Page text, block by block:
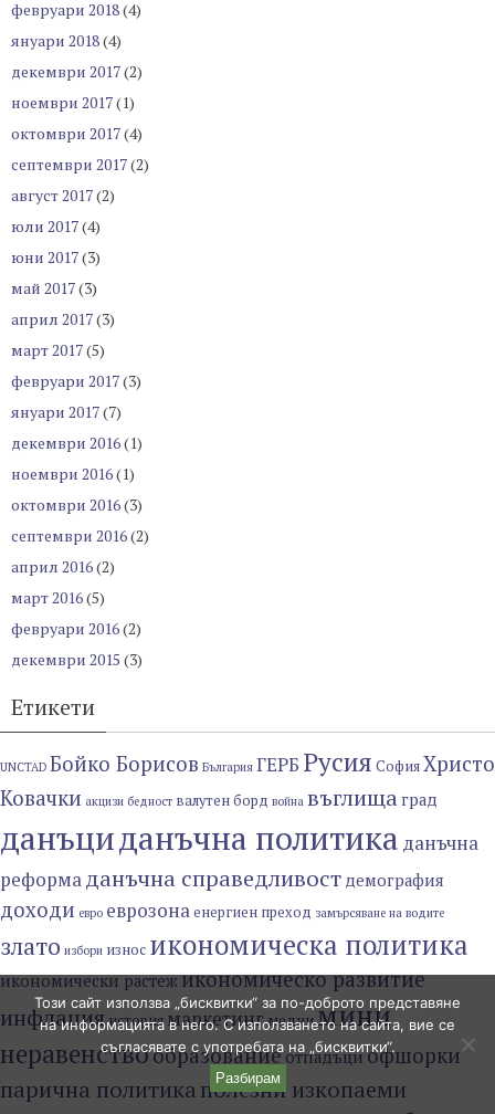
февруари 2018(4)
януари 2018(4)
декември 2017(2)
ноември 2017(1)
октомври 2017(4)
септември 2017(2)
август 2017(2)
юли 2017(4)
юни 2017(3)
май 2017(3)
април 2017(3)
март 2017(5)
февруари 2017(3)
януари 2017(7)
декември 2016(1)
ноември 2016(1)
октомври 2016(3)
септември 2016(2)
април 2016(2)
март 2016(5)
февруари 2016(2)
декември 2015 (3)
Етикети
UNCTAD Бойко Борисов България ГЕРБ Русия СофияХристо
Ковачки акцизи бедност валутен борд война въглищаград
данъциданъчна политика данъчна
реформаданъчна справедливост демография
доходи евро еврозонаенергиен преход замърсяване на водите
злато избори износ икономическа политика
икономически растежикономическо развитие
инфлацияистория маркетингмедиимини
неравенствообразование отпадъциофшорки
парична политикаполезни изкопаеми
Този сайт използва „бисквитки“ за по-доброто представяне
на информацията в него. С използването на сайта, вие се
съгласявате с употребата на „бисквитки“.
Разбирам